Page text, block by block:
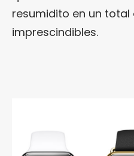
resumidito en un
imprescindibles.